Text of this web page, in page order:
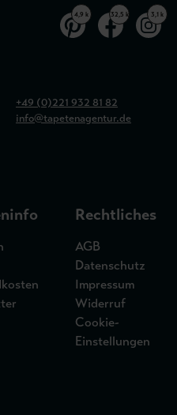
4,9 k 32,5 k 3,1 k
+49 (0)221 932 81 82
info@tapetenagentur.de
Rechtliches
AGB
Datenschutz
Impressum
Widerruf
Cookie-
Einstellungen